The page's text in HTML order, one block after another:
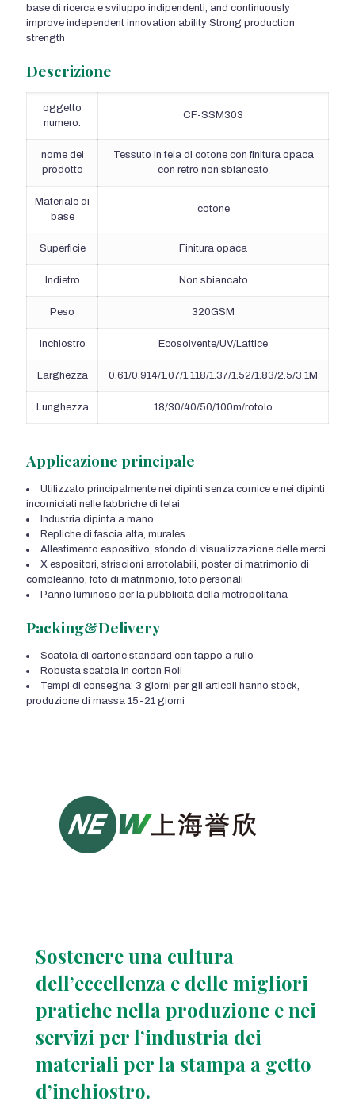
base di ricerca e sviluppo indipendenti, and continuously
improve independent innovation ability Strong production
strength
Descrizione
oggetto
numero.
CF-SSM303
nome del
prodotto
Tessuto in tela di cotone con finitura opaca
con retro non sbiancato
Materiale di
base
cotone
Superficie Finitura opaca
Indietro Non sbiancato
Peso 320GSM
Inchiostro Ecosolvente/UV/Lattice
Larghezza 0.61/0.914/1.07/1.118/1.37/1.52/1.83/2.5/3.1M
Lunghezza 18/30/40/50/100m/rotolo
Applicazione principale
Utilizzato principalmente nei dipinti senza cornice e nei dipinti
incorniciati nelle fabbriche di telai
Industria dipinta a mano
Repliche di fascia alta, murales
Allestimento espositivo, sfondo di visualizzazione delle merci
X espositori, striscioni arrotolabili, poster di matrimonio di
compleanno, foto di matrimonio, foto personali
Panno luminoso per la pubblicità della metropolitana
Packing&Delivery
Scatola di cartone standard con tappo a rullo
Robusta scatola in corton Roll
Tempi di consegna: 3 giorni per gli articoli hanno stock,
produzione di massa 15-21 giorni
Sostenere una cultura
dell’eccellenza e delle migliori
pratiche nella produzione e nei
servizi per l’industria dei
materiali per la stampa a getto
d’inchiostro.